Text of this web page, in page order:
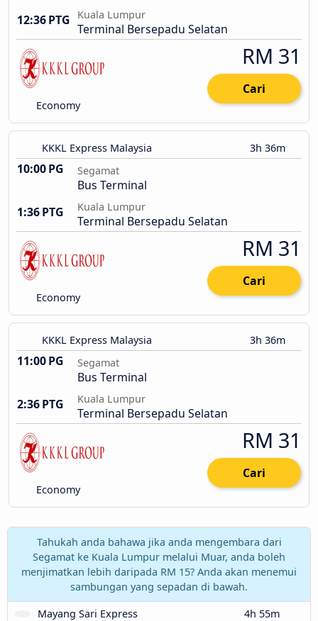
12:36 PTG
Kuala Lumpur
Terminal Bersepadu Selatan
Economy
RM 31
Cari
KKKL Express Malaysia 3h 36m
10:00 PG Segamat
Bus Terminal
1:36 PTG
Kuala Lumpur
Terminal Bersepadu Selatan
Economy
RM 31
Cari
KKKL Express Malaysia 3h 36m
11:00 PG Segamat
Bus Terminal
2:36 PTG
Kuala Lumpur
Terminal Bersepadu Selatan
Economy
RM 31
Cari
Tahukah anda bahawa jika anda mengembara dari
Segamat ke Kuala Lumpur melalui Muar, anda boleh
menjimatkan lebih daripada RM 15? Anda akan menemui
sambungan yang sepadan di bawah.
Mayang Sari Express
4h 55m